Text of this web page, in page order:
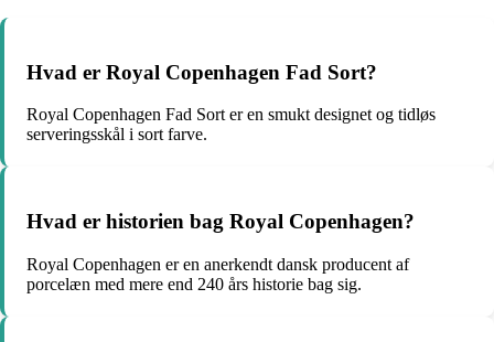
Hvad er Royal Copenhagen Fad Sort?
Royal Copenhagen Fad Sort er en smukt designet og tidløs
serveringsskål i sort farve.
Hvad er historien bag Royal Copenhagen?
Royal Copenhagen er en anerkendt dansk producent af
porcelæn med mere end 240 års historie bag sig.